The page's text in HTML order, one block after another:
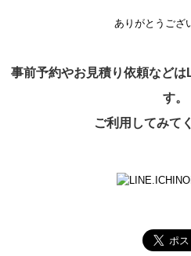
ありがとうござ
事前予約やお見積り依頼など
す。
ご利用してみて